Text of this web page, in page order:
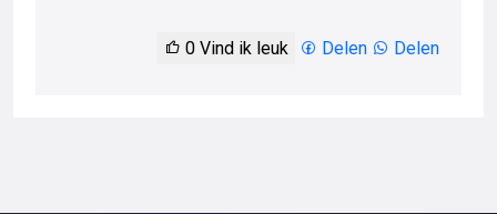
0 Vind ik leuk Delen Delen